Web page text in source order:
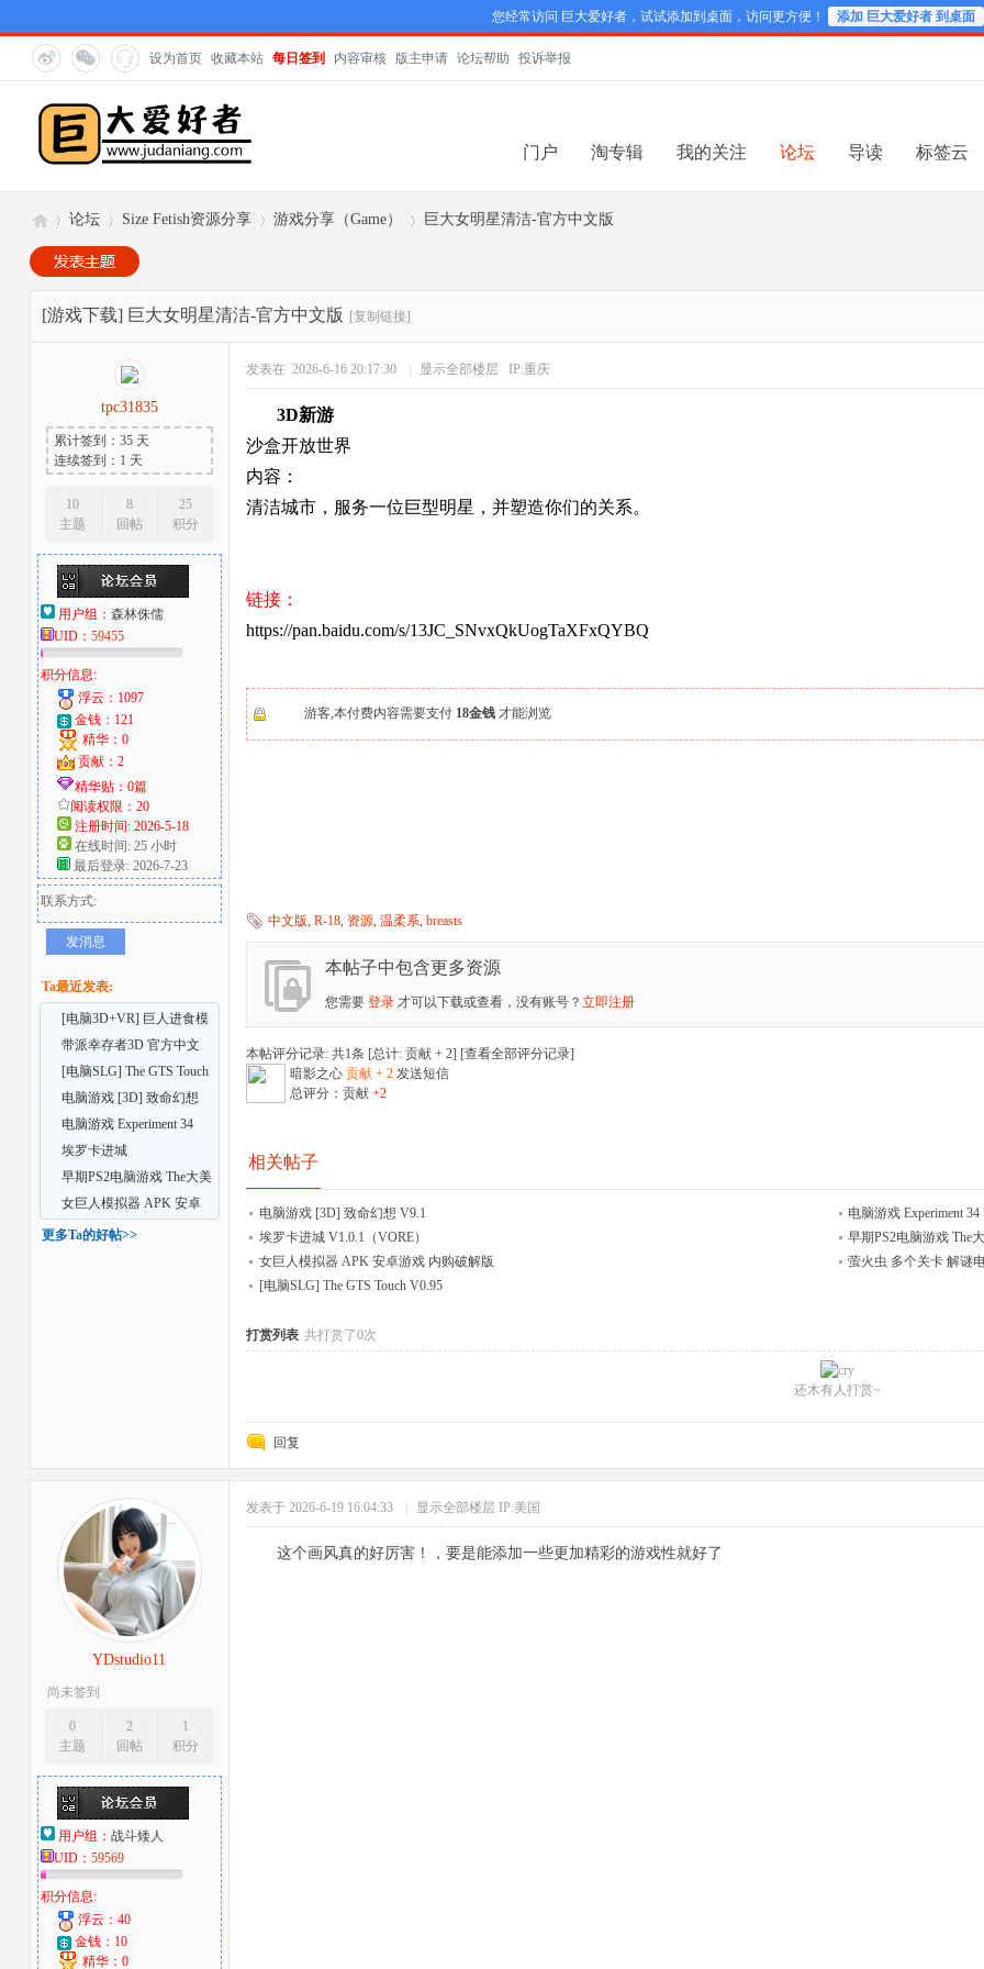
您经常访问 巨大爱好者，试试添加到桌面，访问更方便！ 添加 巨大爱好者 到桌面
设为首页 收藏本站 每日签到 内容审核 版主申请 论坛帮助 投诉举报
门户 淘专辑 我的关注 论坛 导读 标签云
巨
爱
»
论坛
›
Size Fetish资源分享
›
游戏分享（Game）
›
巨大女明星清洁-官方中文版
[游戏下载] 巨大女明星清洁-官方中文版 [复制链接]
tpc31835
累计签到：35 天
连续签到：1 天
10
主题
8
回帖
25
积分
用户组： 森林侏儒
UID： 59455
积分信息:
浮云：1097
金钱：121
精华：0
贡献：2
精华贴：0篇
阅读权限：20
注册时间: 2026-5-18
在线时间: 25 小时
最后登录: 2026-7-23
联系方式:
发消息
Ta最近发表:
[电脑3D+VR] 巨人进食模
拟器 V0.9.2 [VORE]
带派幸存者3D 官方中文
Build.23093636+全D
[电脑SLG] The GTS Touch
V0.95
电脑游戏 [3D] 致命幻想
V9.1
电脑游戏 Experiment 34
V0.5.1
埃罗卡进城
V1.0.1（VORE）
早期PS2电脑游戏 The大美
人
女巨人模拟器 APK 安卓
游戏 内购破解版
更多Ta的好帖>>
发表在 2026-6-16 20:17:30 显示全部楼层 IP:重庆
3D新游
沙盒开放世界
内容：
清洁城市，服务一位巨型明星，并塑造你们的关系。
链接：
https://pan.baidu.com/s/13JC_SNvxQkUogTaXFxQYBQ
游客,本付费内容需要支付 18金钱才能浏览
中文版, R-18, 资源, 温柔系, breasts
本帖子中包含更多资源
您需要 登录才可以下载或查看，没有账号？ 立即注册
本帖评分记录: 共1条 [总计: 贡献 + 2] [查看全部评分记录]
暗影之心 贡献 + 2 发送短信
总评分：贡献 +2
相关帖子
电脑游戏 [3D] 致命幻想 V9.1
电脑游戏 Experiment 34
埃罗卡进城 V1.0.1（VORE）
早期PS2电脑游戏 The
女巨人模拟器 APK 安卓游戏 内购破解版
萤火虫 多个关卡 解谜
[电脑SLG] The GTS Touch V0.95
打赏列表 共打赏了0次
还木有人打赏~
回复
YDstudio11
尚未签到
0
主题
2
回帖
1
积分
用户组： 战斗矮人
UID： 59569
积分信息:
浮云：40
金钱：10
精华：0
发表于 2026-6-19 16:04:33 显示全部楼层 IP:美国
这个画风真的好厉害！，要是能添加一些更加精彩的游戏性就好了